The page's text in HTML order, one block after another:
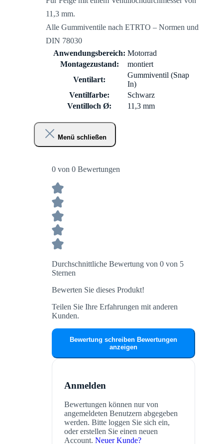
11,3 mm.
Alle Gummiventile nach ETRTO – Normen und
DIN 78030
Anwendungsbereich: Motorrad
Montagezustand:
montiert
Ventilart:
Gummiventil (Snap
In)
Ventilfarbe:
Schwarz
Ventilloch Ø:
11,3 mm
Menü schließen
0 von 0 Bewertungen
Durchschnittliche Bewertung von 0 von 5
Sternen
Bewerten Sie dieses Produkt!
Teilen Sie Ihre Erfahrungen mit anderen
Kunden.
Bewertung schreiben Bewertungen
anzeigen
Anmelden
Bewertungen können nur von
angemeldeten Benutzern abgegeben
werden. Bitte loggen Sie sich ein,
oder erstellen Sie einen neuen
Account. Neuer Kunde?